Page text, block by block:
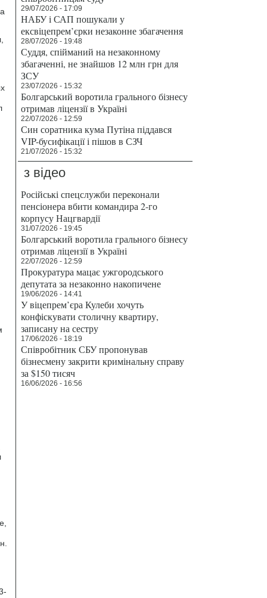
29/07/2026 - 17:09
НАБУ і САП пошукали у
ексвіцепрем’єрки незаконне збагачення
28/07/2026 - 19:48
Суддя, спійманий на незаконному
збагаченні, не знайшов 12 млн грн для
ЗСУ
23/07/2026 - 15:32
Болгарський воротила грального бізнесу
отримав ліцензії в Україні
22/07/2026 - 12:59
Син соратника кума Путіна піддався
VIP-бусифікації і пішов в СЗЧ
21/07/2026 - 15:32
з відео
Російські спецслужби переконали
пенсіонера вбити командира 2-го
корпусу Нацгвардії
31/07/2026 - 19:45
Болгарський воротила грального бізнесу
отримав ліцензії в Україні
22/07/2026 - 12:59
Прокуратура мацає ужгородського
депутата за незаконно накопичене
19/06/2026 - 14:41
У віцепрем’єра Кулеби хочуть
конфіскувати столичну квартиру,
записану на сестру
17/06/2026 - 18:19
Співробітник СБУ пропонував
бізнесмену закрити кримінальну справу
за $150 тисяч
16/06/2026 - 16:56